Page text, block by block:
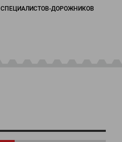
СПЕЦИАЛИСТОВ-ДОРОЖНИКОВ